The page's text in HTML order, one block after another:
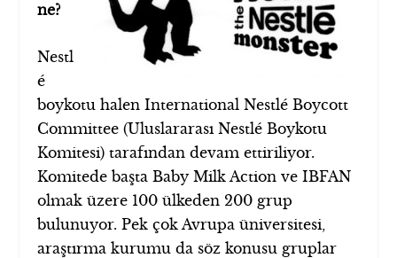
ne?
Nestl
é
boykotu halen International Nestlé Boycott
Committee (Uluslararası Nestlé Boykotu
Komitesi) tarafından devam ettiriliyor.
Komitede başta Baby Milk Action ve IBFAN
olmak üzere 100 ülkeden 200 grup
bulunuyor. Pek çok Avrupa üniversitesi,
araştırma kurumu da söz konusu gruplar